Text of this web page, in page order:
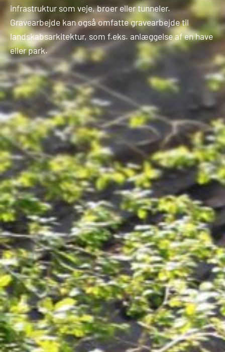
infrastruktur som veje, broer eller tunneler.
Gravearbejde kan også omfatte gravearbejde til
landskabsarkitektur, som f.eks. anlæggelse af en have
eller park.